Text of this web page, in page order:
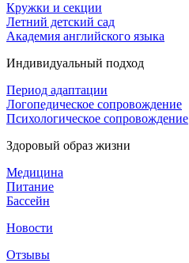
Кружки и секции
Летний детский сад
Академия английского языка
Индивидуальный подход
Период адаптации
Логопедическое сопровождение
Психологическое сопровождение
Здоровый образ жизни
Медицина
Питание
Бассейн
Новости
Отзывы